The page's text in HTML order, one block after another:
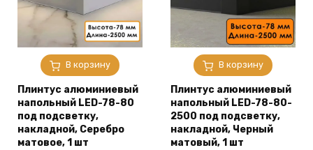
В корзину
Плинтус алюминиевый
напольный LED-78-80
под подсветку,
накладной, Серебро
матовое, 1 шт
В корзину
Плинтус алюминиевый
напольный LED-78-80-
2500 под подсветку,
накладной, Черный
матовый, 1 шт